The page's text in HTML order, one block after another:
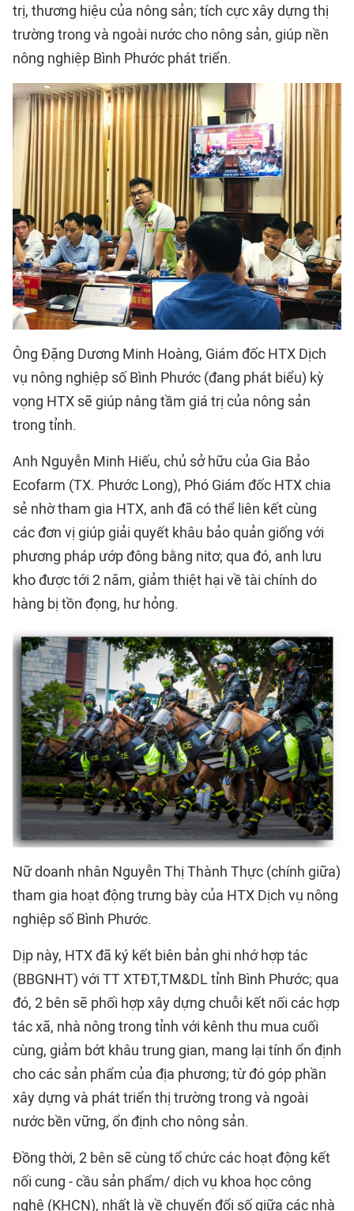
trị, thương hiệu của nông sản; tích cực xây dựng thị
trường trong và ngoài nước cho nông sản, giúp nền
nông nghiệp Bình Phước phát triển.
Ông Đặng Dương Minh Hoàng, Giám đốc HTX Dịch
vụ nông nghiệp số Bình Phước (đang phát biểu) kỳ
vọng HTX sẽ giúp nâng tầm giá trị của nông sản
trong tỉnh.
Anh Nguyễn Minh Hiếu, chủ sở hữu của Gia Bảo
Ecofarm (TX. Phước Long), Phó Giám đốc HTX chia
sẻ nhờ tham gia HTX, anh đã có thể liên kết cùng
các đơn vị giúp giải quyết khâu bảo quản giống với
phương pháp ướp đông bằng nitơ; qua đó, anh lưu
kho được tới 2 năm, giảm thiệt hại về tài chính do
hàng bị tồn đọng, hư hỏng.
Nữ doanh nhân Nguyễn Thị Thành Thực (chính giữa)
tham gia hoạt động trưng bày của HTX Dịch vụ nông
nghiệp số Bình Phước.
Dịp này, HTX đã ký kết biên bản ghi nhớ hợp tác
(BBGNHT) với TT XTĐT,TM&DL tỉnh Bình Phước; qua
đó, 2 bên sẽ phối hợp xây dựng chuỗi kết nối các hợp
tác xã, nhà nông trong tỉnh với kênh thu mua cuối
cùng, giảm bớt khâu trung gian, mang lại tính ổn định
cho các sản phẩm của địa phương; từ đó góp phần
xây dựng và phát triển thị trường trong và ngoài
nước bền vững, ổn định cho nông sản.
Đồng thời, 2 bên sẽ cùng tổ chức các hoạt động kết
nối cung - cầu sản phẩm/ dịch vụ khoa học công
nghệ (KHCN), nhất là về chuyển đổi số giữa các nhà